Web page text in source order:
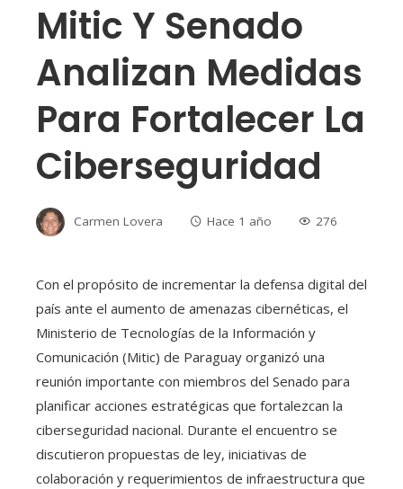
Mitic Y Senado
Analizan Medidas
Para Fortalecer La
Ciberseguridad
Carmen Lovera Hace 1 año 276
Con el propósito de incrementar la defensa digital del
país ante el aumento de amenazas cibernéticas, el
Ministerio de Tecnologías de la Información y
Comunicación (Mitic) de Paraguay organizó una
reunión importante con miembros del Senado para
planificar acciones estratégicas que fortalezcan la
ciberseguridad nacional. Durante el encuentro se
discutieron propuestas de ley, iniciativas de
colaboración y requerimientos de infraestructura que